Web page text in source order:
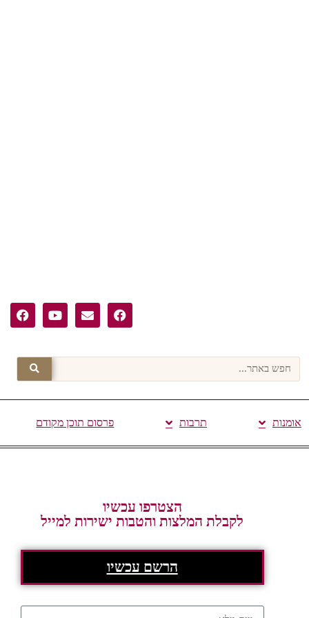
אומנות תרבות פרסום תוכן מקודם
הצטרפו עכשיו
לקבלת המלצות והטבות ישירות למייל
הרשם עכשיו